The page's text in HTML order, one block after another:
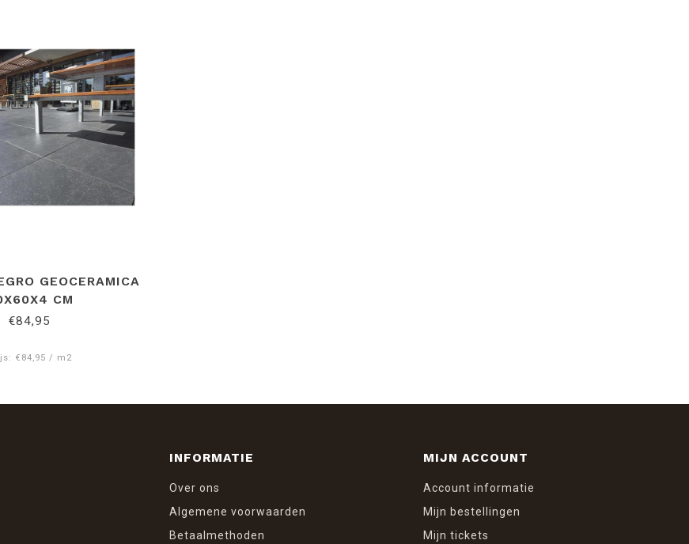
GEOCERAMICA
CM
€84,95
€84,95 / m2
INFORMATIE
Over ons
Algemene voorwaarden
Betaalmethoden
MIJN ACCOUNT
Account informatie
Mijn bestellingen
Mijn tickets